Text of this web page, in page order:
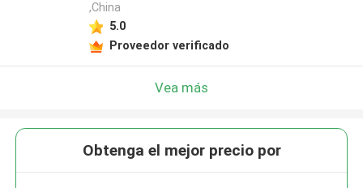
,China
5.0
Proveedor verificado
Vea más
Obtenga el mejor precio por